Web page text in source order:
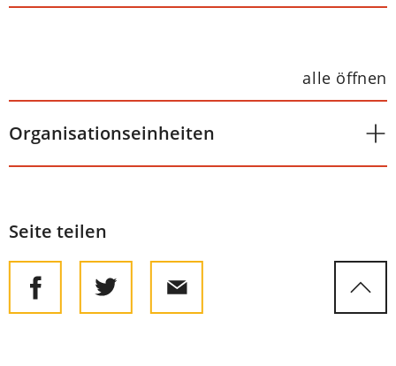
alle öffnen
Organisationseinheiten
Seite teilen